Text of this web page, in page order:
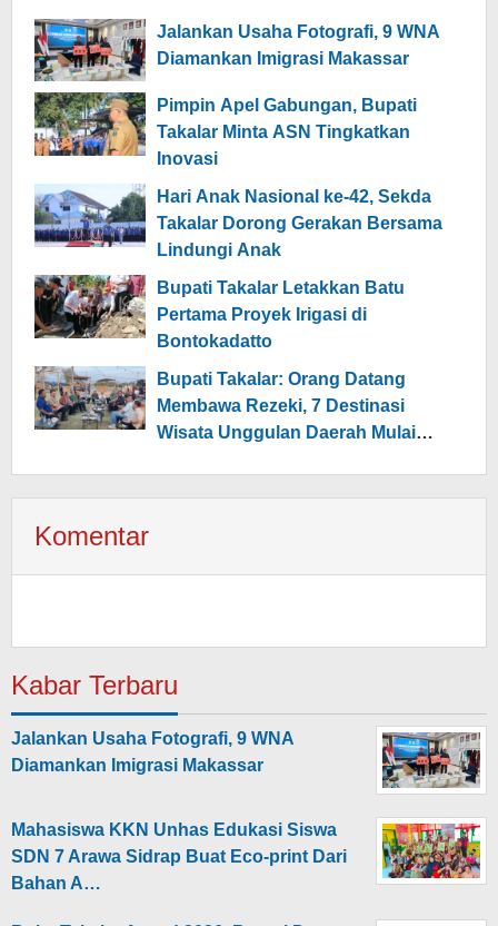
Jalankan Usaha Fotografi, 9 WNA
Diamankan Imigrasi Makassar
Pimpin Apel Gabungan, Bupati
Takalar Minta ASN Tingkatkan
Inovasi
Hari Anak Nasional ke-42, Sekda
Takalar Dorong Gerakan Bersama
Lindungi Anak
Bupati Takalar Letakkan Batu
Pertama Proyek Irigasi di
Bontokadatto
Bupati Takalar: Orang Datang
Membawa Rezeki, 7 Destinasi
Wisata Unggulan Daerah Mulai
Komentar
Kabar Terbaru
Jalankan Usaha Fotografi, 9 WNA
Diamankan Imigrasi Makassar
Mahasiswa KKN Unhas Edukasi Siswa
SDN 7 Arawa Sidrap Buat Eco-print Dari
Bahan A…